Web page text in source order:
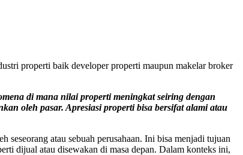
properti baik developer properti maupun makelar broker
di mana nilai properti meningkat seiring dengan
oleh pasar. Apresiasi properti bisa bersifat alami atau
atau sebuah perusahaan. Ini bisa menjadi tujuan
dijual atau disewakan di masa depan. Dalam konteks ini,